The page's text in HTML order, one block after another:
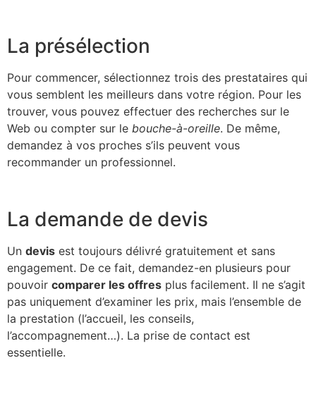
La présélection
Pour commencer, sélectionnez trois des prestataires qui
vous semblent les meilleurs dans votre région. Pour les
trouver, vous pouvez effectuer des recherches sur le
Web ou compter sur le bouche-à-oreille. De même,
demandez à vos proches s’ils peuvent vous
recommander un professionnel.
La demande de devis
Un devis est toujours délivré gratuitement et sans
engagement. De ce fait, demandez-en plusieurs pour
pouvoir comparer les offres plus facilement. Il ne s’agit
pas uniquement d’examiner les prix, mais l’ensemble de
la prestation (l’accueil, les conseils,
l’accompagnement…). La prise de contact est
essentielle.